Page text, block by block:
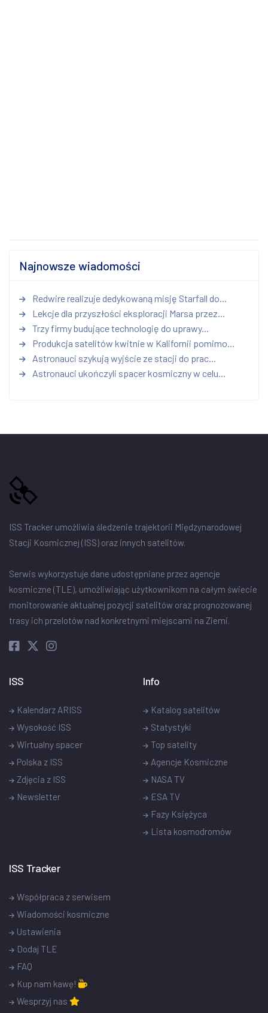
Najnowsze wiadomości
Redwire realizuje dedykowaną misję Starfall do...
Lekcje dla przyszłości eksploracji Marsa przez...
Trzy firmy budujące technologię do uprawy...
Produkcja satelitów kwitnie w Kalifornii pomimo...
Astronauci szykują wyjście ze stacji do prac...
Astronauci ukończyli spacer kosmiczny w celu...
ISS Tracker umożliwia śledzenie trajektorii Międzynarodowej
Stacji Kosmicznej (ISS) oraz innych satelitów.
Serwis wykorzystuje dane udostępniane przez agencje
kosmiczne (TLE), umożliwiając użytkownikom na całym świecie
monitorowanie aktualnej pozycji satelitów oraz prognozowanej
trasy ich przelotów nad konkretnymi miejscami na Ziemi.
ISS
Kalendarz ARISS
Wysokość ISS
Wirtualny spacer
Polska z ISS
Zdjęcia z ISS
Newsletter
Info
Katalog satelitów
Statystyki
Top satelity
Agencje Kosmiczne
NASA TV
ESA TV
Fazy Księżyca
Lista kosmodromów
ISS Tracker
Współpraca z serwisem
Wiadomości kosmiczne
Ustawienia
Dodaj TLE
FAQ
Kup nam kawę!
Wesprzyj nas